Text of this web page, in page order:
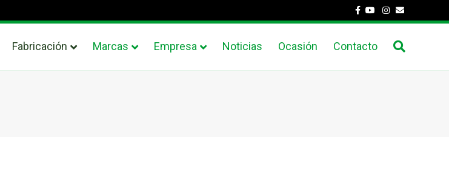
Facebook
YoutubeInstagram
Email
Fabricación Marcas Empresa Noticias Ocasión Contacto